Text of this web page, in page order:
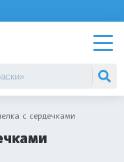
с сердечками